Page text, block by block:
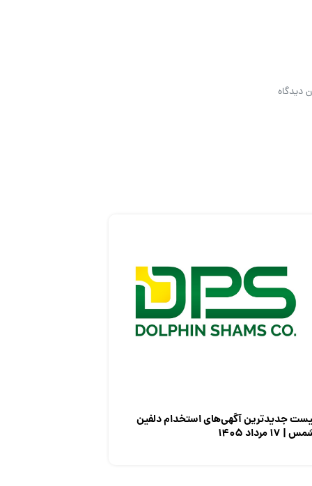
دیدگاه
جدیدترین آگهی‌های استخدام دلفین
| ۱۷ مرداد ۱۴۰۵